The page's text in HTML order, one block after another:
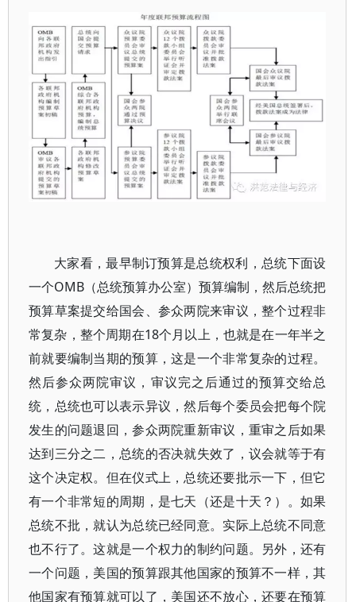
大家看，最早制订预算是总统权利，总统下面设
一个OMB（总统预算办公室）预算编制，然后总统把
预算草案提交给国会、参众两院来审议，整个过程非
常复杂，整个周期在18个月以上，也就是在一年半之
前就要编制当期的预算，这是一个非常复杂的过程。
然后参众两院审议，审议完之后通过的预算交给总
统，总统也可以表示异议，然后每个委员会把每个院
发生的问题退回，参众两院重新审议，重审之后如果
达到三分之二，总统的否决就失效了，议会就等于有
这个决定权。但在仪式上，总统还要批示一下，但它
有一个非常短的周期，是七天（还是十天？）。如果
总统不批，就认为总统已经同意。实际上总统不同意
也不行了。这就是一个权力的制约问题。另外，还有
一个问题，美国的预算跟其他国家的预算不一样，其
他国家有预算就可以了，美国还不放心，还要在预算